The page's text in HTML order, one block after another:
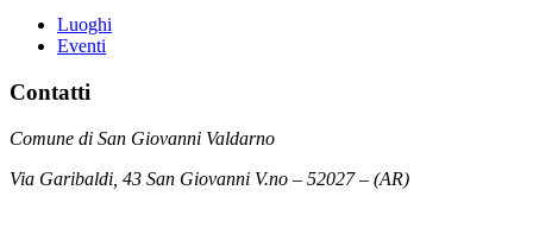
Luoghi
Eventi
Contatti
Comune di San Giovanni Valdarno
Via Garibaldi, 43 San Giovanni V.no – 52027 – (AR)